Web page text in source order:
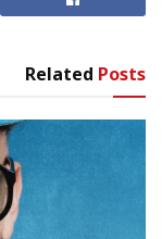
Related Posts